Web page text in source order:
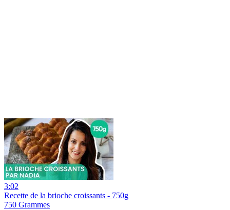
3:02
Recette de la brioche croissants - 750g
750 Grammes